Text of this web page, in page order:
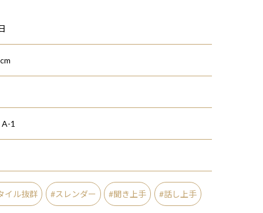
1
イル抜群 スレンダー 聞き上手 話し上手